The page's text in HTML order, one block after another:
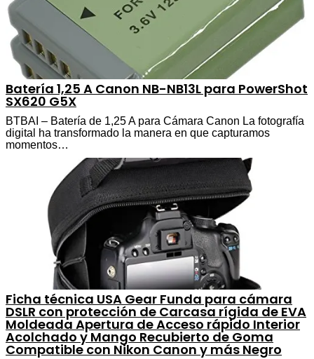
Batería 1,25 A Canon NB-NB13L para PowerShot
SX620 G5X
BTBAI – Batería de 1,25 A para Cámara Canon La fotografía
digital ha transformado la manera en que capturamos
momentos…
Ficha técnica USA Gear Funda para cámara
DSLR con protección de Carcasa rígida de EVA
Moldeada Apertura de Acceso rápido Interior
Acolchado y Mango Recubierto de Goma
Compatible con Nikon Canon y más Negro